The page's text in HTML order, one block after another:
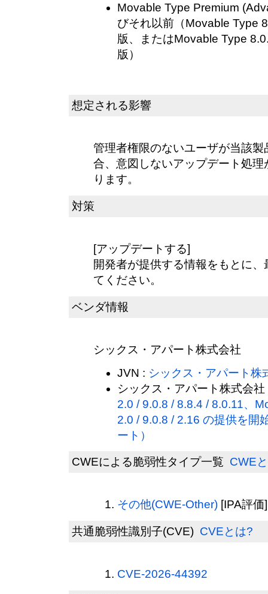
Movable Type Premium
びそれ以前（Movable Type
版、またはMovable Type
版）
想定される影響
管理者権限のないユーザが当該
合、意図しないアップデート処
ります。
対策
[アップデートする]
開発者が提供する情報をもとに
てください。
ベンダ情報
シックス・アパート株式会社
JVN : シックス・アパート株
シックス・アパート株式会
2.0 / 9.0.8 / 8.8.4 / 8.0.11、
2.0 / 9.0.8 / 2.16 の提供を開
ート）
CWEによる脆弱性タイプ一覧 CWE
その他(CWE-Other) [IPA評価]
共通脆弱性識別子(CVE) CVEとは?
CVE-2026-44392